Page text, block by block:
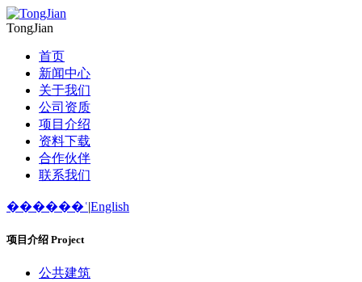
TongJian
首页
新闻中心
关于我们
公司资质
项目介绍
资料下载
合作伙伴
联系我们
������ʿ|English
项目介绍 Project
公共建筑